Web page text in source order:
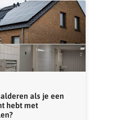
als je een
hebt met